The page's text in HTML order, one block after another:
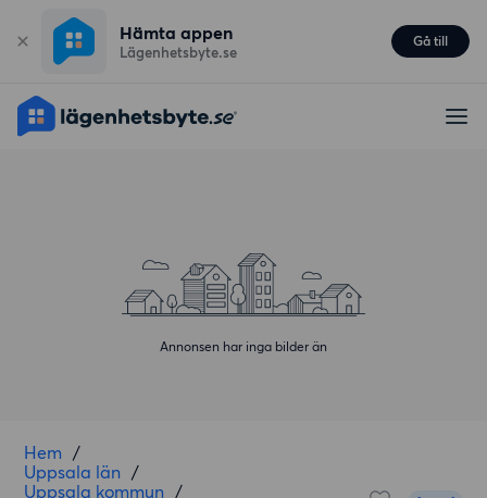
Hämta appen
Lägenhetsbyte.se
Gå till
Annonsen har inga bilder än
Hem /
Uppsala län /
Uppsala kommun /